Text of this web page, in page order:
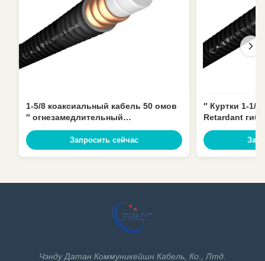
1-5/8 коаксиальный кабель 50 омов
″ огнезамедлительный
малопотертый для радиосвязи
Запросить сейчас
″ Куртки 1-1/4
Retardant
Чэнду Датан Коммуникейшн Кабель, Ко., Лтд.